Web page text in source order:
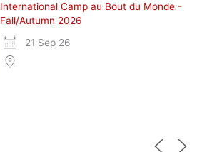
International Camp au Bout du Monde -
Fall/Autumn 2026
21 Sep 26